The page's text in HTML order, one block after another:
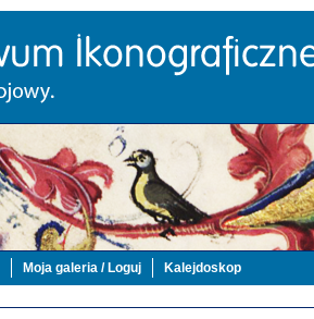
Moja galeria / Loguj Kalejdoskop